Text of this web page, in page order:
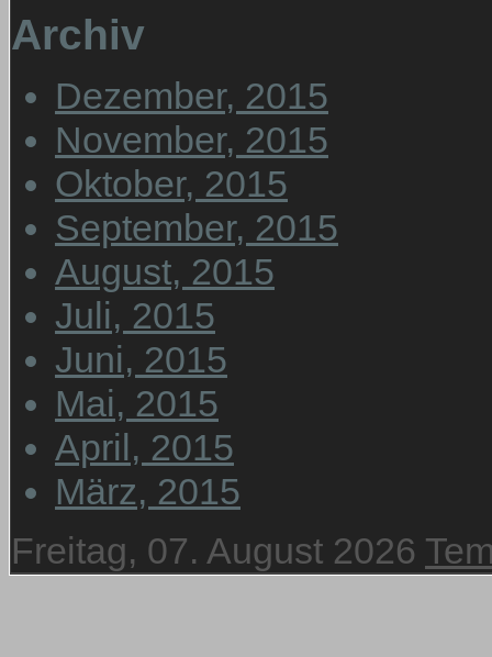
Archiv
Dezember, 2015
November, 2015
Oktober, 2015
September, 2015
August, 2015
Juli, 2015
Juni, 2015
Mai, 2015
April, 2015
März, 2015
Freitag, 07. August 2026